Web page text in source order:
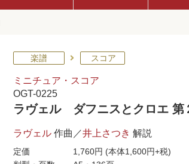
楽譜 スコア
ミニチュア・スコア
OGT-0225
ラヴェル ダフニスとクロエ 第
ラヴェル 作曲／井上さつき 解説
定価 1,760円 (本体1,600円+税)